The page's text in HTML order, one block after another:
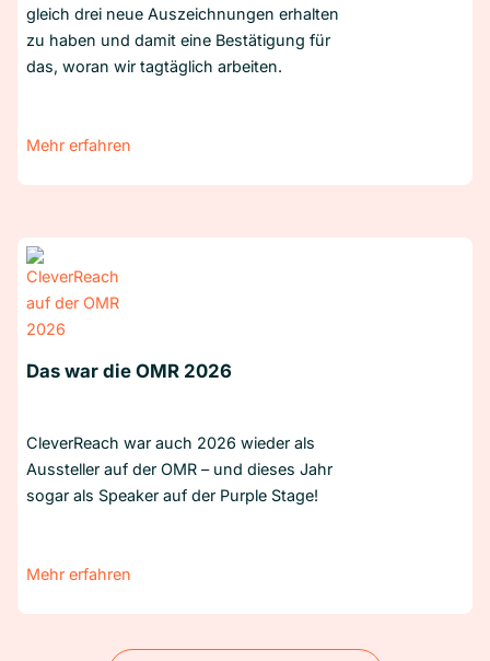
gleich drei neue Auszeichnungen erhalten
zu haben und damit eine Bestätigung für
das, woran wir tagtäglich arbeiten.
Mehr erfahren
Das war die OMR 2026
CleverReach war auch 2026 wieder als
Aussteller auf der OMR – und dieses Jahr
sogar als Speaker auf der Purple Stage!
Mehr erfahren